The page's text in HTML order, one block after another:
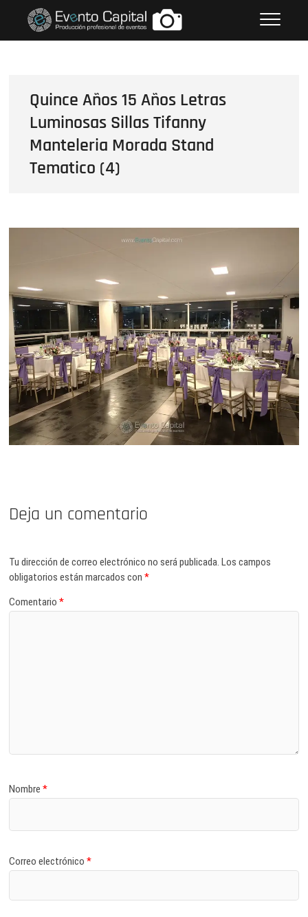
contenido
FOTOS GRUPO EMPRESARIAL
Quince Años 15 Años Letras
Luminosas Sillas Tifanny
Manteleria Morada Stand
Tematico (4)
Deja un comentario
Tu dirección de correo electrónico no será publicada. Los campos
obligatorios están marcados con*
Comentario*
Nombre*
Correo electrónico*